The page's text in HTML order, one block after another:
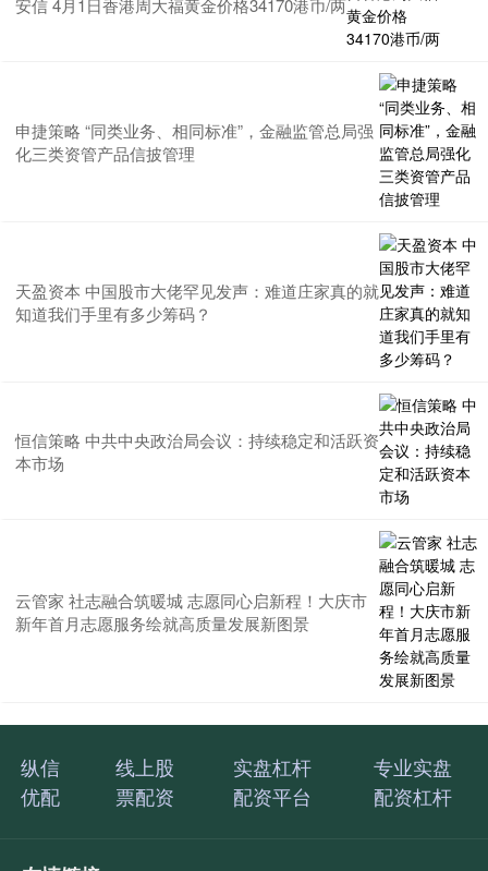
申捷策略 “同类业务、相同标准”，金融监管总局强
化三类资管产品信披管理
天盈资本 中国股市大佬罕见发声：难道庄家真的就
知道我们手里有多少筹码？
恒信策略 中共中央政治局会议：持续稳定和活跃资
本市场
云管家 社志融合筑暖城 志愿同心启新程！大庆市
新年首月志愿服务绘就高质量发展新图景
纵信
优配
线上股
票配资
实盘杠杆
配资平台
专业实盘
配资杠杆